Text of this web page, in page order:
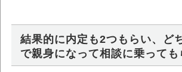
結果的に内定も2つもらい、ど
で親身になって相談に乗っても